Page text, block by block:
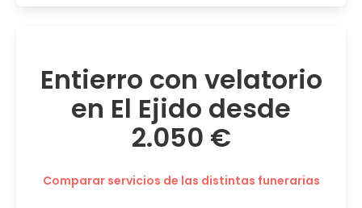
Entierro con velatorio
en El Ejido desde
2.050 €
Comparar servicios de las distintas funerarias